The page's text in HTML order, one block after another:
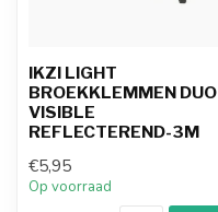
IKZI LIGHT
BROEKKLEMMEN DUO
VISIBLE
REFLECTEREND-3M
€5,95
Op voorraad